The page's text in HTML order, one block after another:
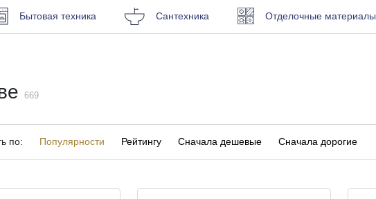
Бытовая техника Сантехника Отделочные материалы
стулья
спальни
Кресла для офиса Шезлонги и зонты
669
по: Популярности Рейтингу Сначала дешевые Сначала дорогие